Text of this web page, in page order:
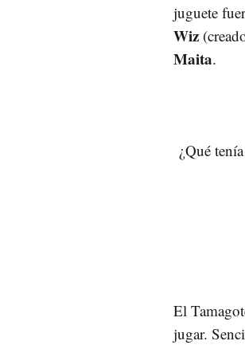
juguete
Wiz
Maita.
¿Qué
El
jugar.